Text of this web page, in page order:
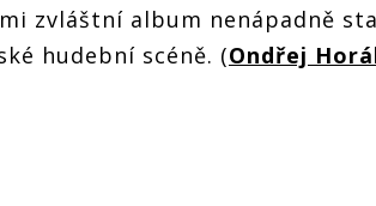
zvláštní album nenápadně
hudební scéně. (Ondřej